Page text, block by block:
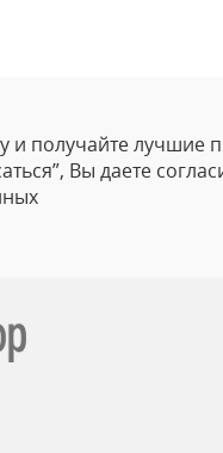
и получайте лучшие
Вы даете